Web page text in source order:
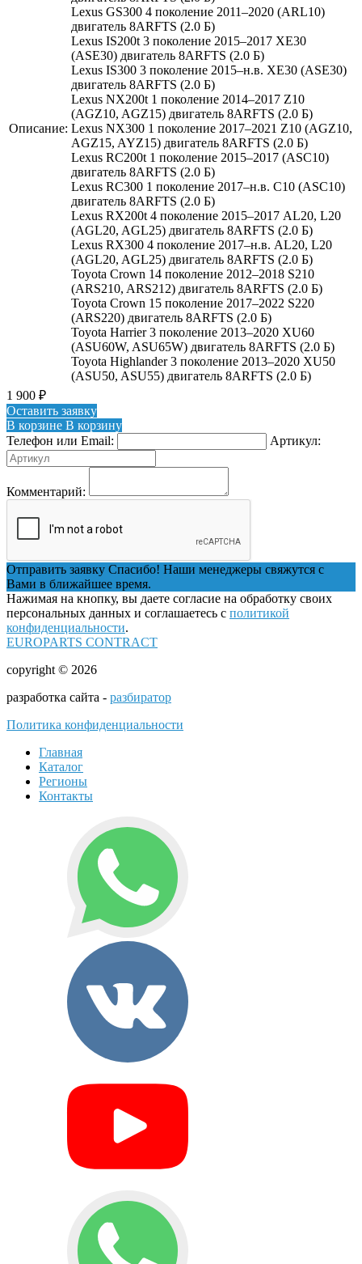
Описание:
Lexus GS300 4 поколение 2011–2020 (ARL10)
двигатель 8ARFTS (2.0 Б)
Lexus IS200t 3 поколение 2015–2017 XE30
(ASE30) двигатель 8ARFTS (2.0 Б)
Lexus IS300 3 поколение 2015–н.в. XE30 (ASE30)
двигатель 8ARFTS (2.0 Б)
Lexus NX200t 1 поколение 2014–2017 Z10
(AGZ10, AGZ15) двигатель 8ARFTS (2.0 Б)
Lexus NX300 1 поколение 2017–2021 Z10 (AGZ10,
AGZ15, AYZ15) двигатель 8ARFTS (2.0 Б)
Lexus RC200t 1 поколение 2015–2017 (ASC10)
двигатель 8ARFTS (2.0 Б)
Lexus RC300 1 поколение 2017–н.в. C10 (ASC10)
двигатель 8ARFTS (2.0 Б)
Lexus RX200t 4 поколение 2015–2017 AL20, L20
(AGL20, AGL25) двигатель 8ARFTS (2.0 Б)
Lexus RX300 4 поколение 2017–н.в. AL20, L20
(AGL20, AGL25) двигатель 8ARFTS (2.0 Б)
Toyota Crown 14 поколение 2012–2018 S210
(ARS210, ARS212) двигатель 8ARFTS (2.0 Б)
Toyota Crown 15 поколение 2017–2022 S220
(ARS220) двигатель 8ARFTS (2.0 Б)
Toyota Harrier 3 поколение 2013–2020 XU60
(ASU60W, ASU65W) двигатель 8ARFTS (2.0 Б)
Toyota Highlander 3 поколение 2013–2020 XU50
(ASU50, ASU55) двигатель 8ARFTS (2.0 Б)
1 900 ₽
Оставить заявку
В корзине В корзину
Телефон или Email:
Артикул:
Комментарий:
Отправить заявку Спасибо! Наши менеджеры свяжутся с
Вами в ближайшее время.
Нажимая на кнопку, вы даете согласие на обработку своих
персональных данных и соглашаетесь с политикой
конфиденциальности.
EUROPARTS CONTRACT
copyright © 2026
разработка сайта - разбиратор
Политика конфиденциальности
Главная
Каталог
Регионы
Контакты